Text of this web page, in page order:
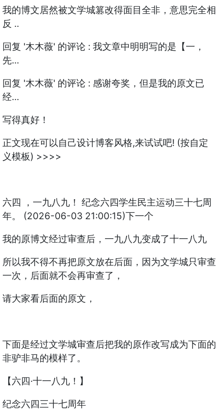
我的博文居然被文学城篡改得面目全非，意思完全相
反 ..
回复 '木木薇' 的评论 : 我文章中明明写的是【一，
先...
回复 '木木薇' 的评论 : 感谢夸奖，但是我的原文已
经...
写得真好！
正文现在可以自己设计博客风格,来试试吧! (按自定
义模板) >>>>
六四 ，一九八九！ 纪念六四学生民主运动三十七周
年。 (2026-06-03 21:00:15)下一个
我的原博文经过审查后，一九八九变成了十一八九
所以我不得不再把原文放在后面，因为文学城只审查
一次，后面就不会再审查了，
请大家看后面的原文，
下面是经过文学城审查后把我的原作改写成为下面的
非驴非马的模样了。
【六四·十一八九！】
纪念六四三十七周年